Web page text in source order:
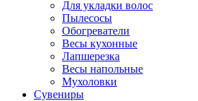
Для укладки волос
Пылесосы
Обогреватели
Весы кухонные
Лапшерезка
Весы напольные
Мухоловки
Сувениры